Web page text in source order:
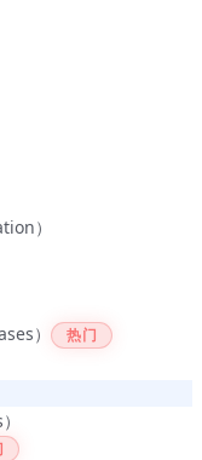
）
）
热门